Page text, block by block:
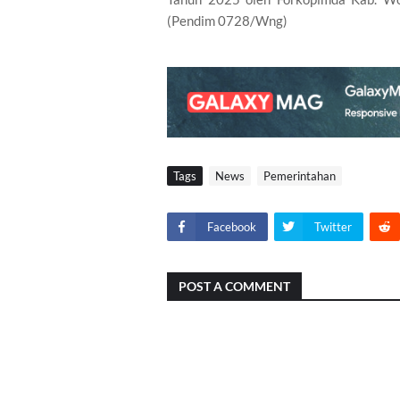
(Pendim 0728/Wng)
Tags News Pemerintahan
Facebook Twitter
POST A COMMENT